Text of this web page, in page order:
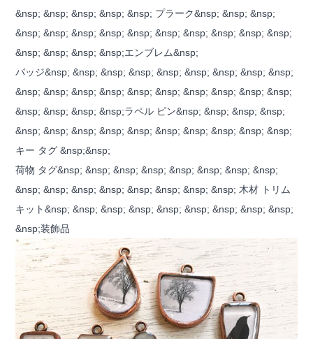
&nsp; &nsp; &nsp; &nsp; &nsp; プラーク&nsp; &nsp; &nsp;
&nsp; &nsp; &nsp; &nsp; &nsp; &nsp; &nsp; &nsp; &nsp; &nsp;
&nsp; &nsp; &nsp; &nsp;エンブレム&nsp;
バッジ&nsp; &nsp; &nsp; &nsp; &nsp; &nsp; &nsp; &nsp; &nsp;
&nsp; &nsp; &nsp; &nsp; &nsp; &nsp; &nsp; &nsp; &nsp; &nsp;
&nsp; &nsp; &nsp; &nsp;ラペル ピン&nsp; &nsp; &nsp; &nsp;
&nsp; &nsp; &nsp; &nsp; &nsp; &nsp; &nsp; &nsp; &nsp; &nsp;
キー タグ &nsp;&nsp;
荷物 タグ&nsp; &nsp; &nsp; &nsp; &nsp; &nsp; &nsp; &nsp;
&nsp; &nsp; &nsp; &nsp; &nsp; &nsp; &nsp; &nsp; 木材 トリム
キット&nsp; &nsp; &nsp; &nsp; &nsp; &nsp; &nsp; &nsp; &nsp;
&nsp;装飾品